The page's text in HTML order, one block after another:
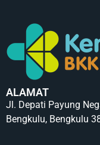
ALAMAT
Jl. Depati Payung
Bengkulu, Bengkulu